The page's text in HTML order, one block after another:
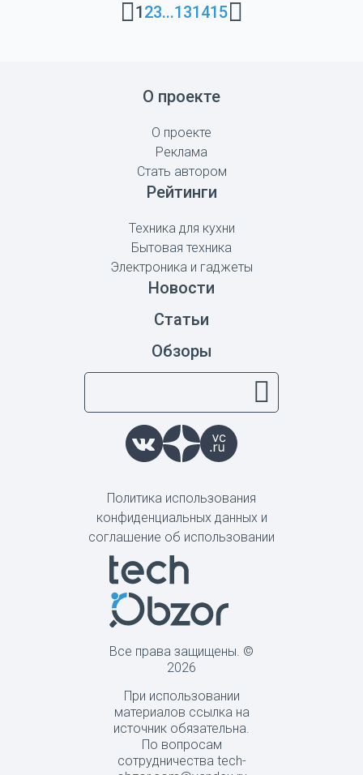
123...131415
Все права защищены. ©
2026
При использовании
материалов ссылка на
источник обязательна.
По вопросам
сотрудничества tech-
О проекте
О проекте
Реклама
Стать автором
Рейтинги
Техника для кухни
Бытовая техника
Электроника и гаджеты
Новости
Статьи
Обзоры
Политика использования
конфиденциальных данных и
соглашение об использовании